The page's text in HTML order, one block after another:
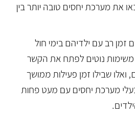
את מערכת יחסים טובה יותר בין
רב עם ילדיהם בימי חול
משימות נוטים לפתח את הקשר
ואלו שבילו זמן פעילות ממושך
מערכת יחסים עם מעט פחות